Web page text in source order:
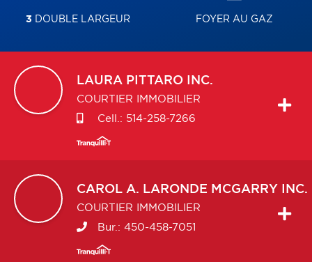
3 DOUBLE LARGEUR FOYER AU GAZ
LAURA PITTARO INC.
COURTIER IMMOBILIER
Cell.: 514-258-7266
CAROL A. LARONDE MCGARRY INC.
COURTIER IMMOBILIER
Bur.: 450-458-7051